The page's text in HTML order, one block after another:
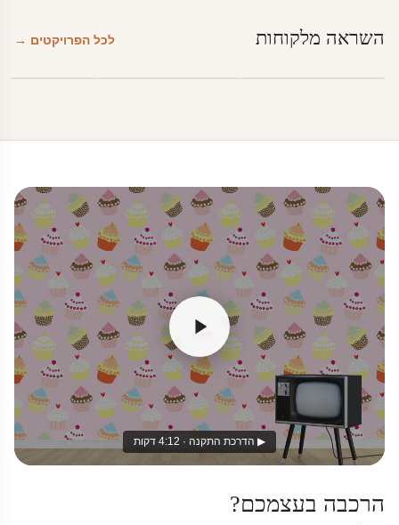
השראה מלקוחות לכל הפרויקטים →
▶ הדרכת התקנה · 4:12 דקות
הרכבה בעצמכם?